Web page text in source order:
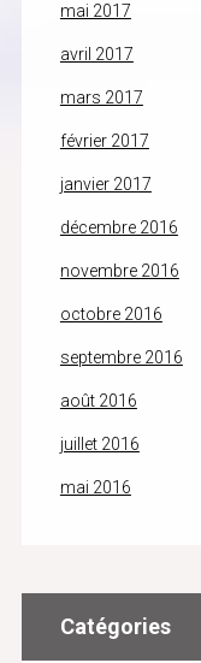
mai 2017
avril 2017
mars 2017
février 2017
janvier 2017
décembre 2016
novembre 2016
octobre 2016
septembre 2016
août 2016
juillet 2016
mai 2016
Catégories